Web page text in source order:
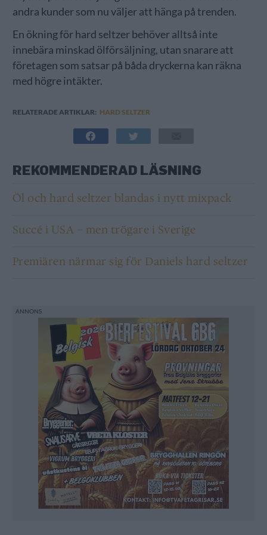
andra kunder som nu väljer att hänga på trenden.
En ökning för hard seltzer behöver alltså inte
innebära minskad ölförsäljning, utan snarare att
företagen som satsar på båda dryckerna kan räkna
med högre intäkter.
RELATERADE ARTIKLAR: HARD SELTZER
REKOMMENDERAD LÄSNING
Öl och hard seltzer blandas i nytt mixpack
Succé i USA – men trögare i Sverige
Premiären närmar sig för Daniels hard seltzer